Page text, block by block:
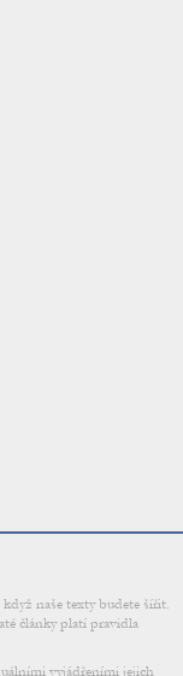
naše texty budete šířit.
články platí pravidla
vyjádřeními jejich